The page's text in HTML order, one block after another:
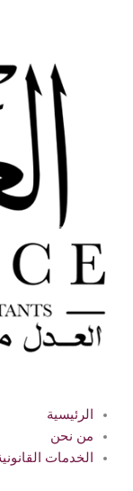
الرئيسية
من نحن
الخدمات